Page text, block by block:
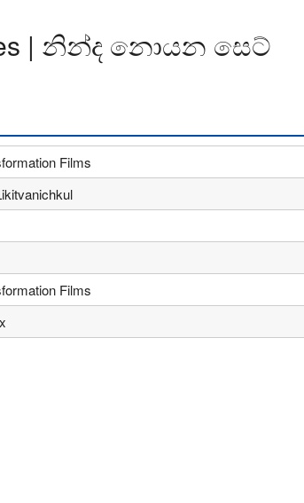
| නින්ද නොයන සෙට්
Films
Films